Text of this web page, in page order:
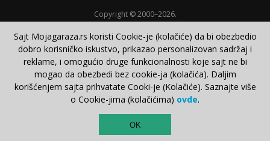
Copyright © 2000–2026.
Sajt Mojagaraza.rs koristi Cookie-je (kolačiće) da bi obezbedio
dobro korisničko iskustvo, prikazao personalizovan sadržaj i
reklame, i omogućio druge funkcionalnosti koje sajt ne bi
mogao da obezbedi bez cookie-ja (kolačića). Daljim
korišćenjem sajta prihvatate Cooki-je (Kolačiće). Saznajte više
o Cookie-jima (kolačićima) ovde.
OK